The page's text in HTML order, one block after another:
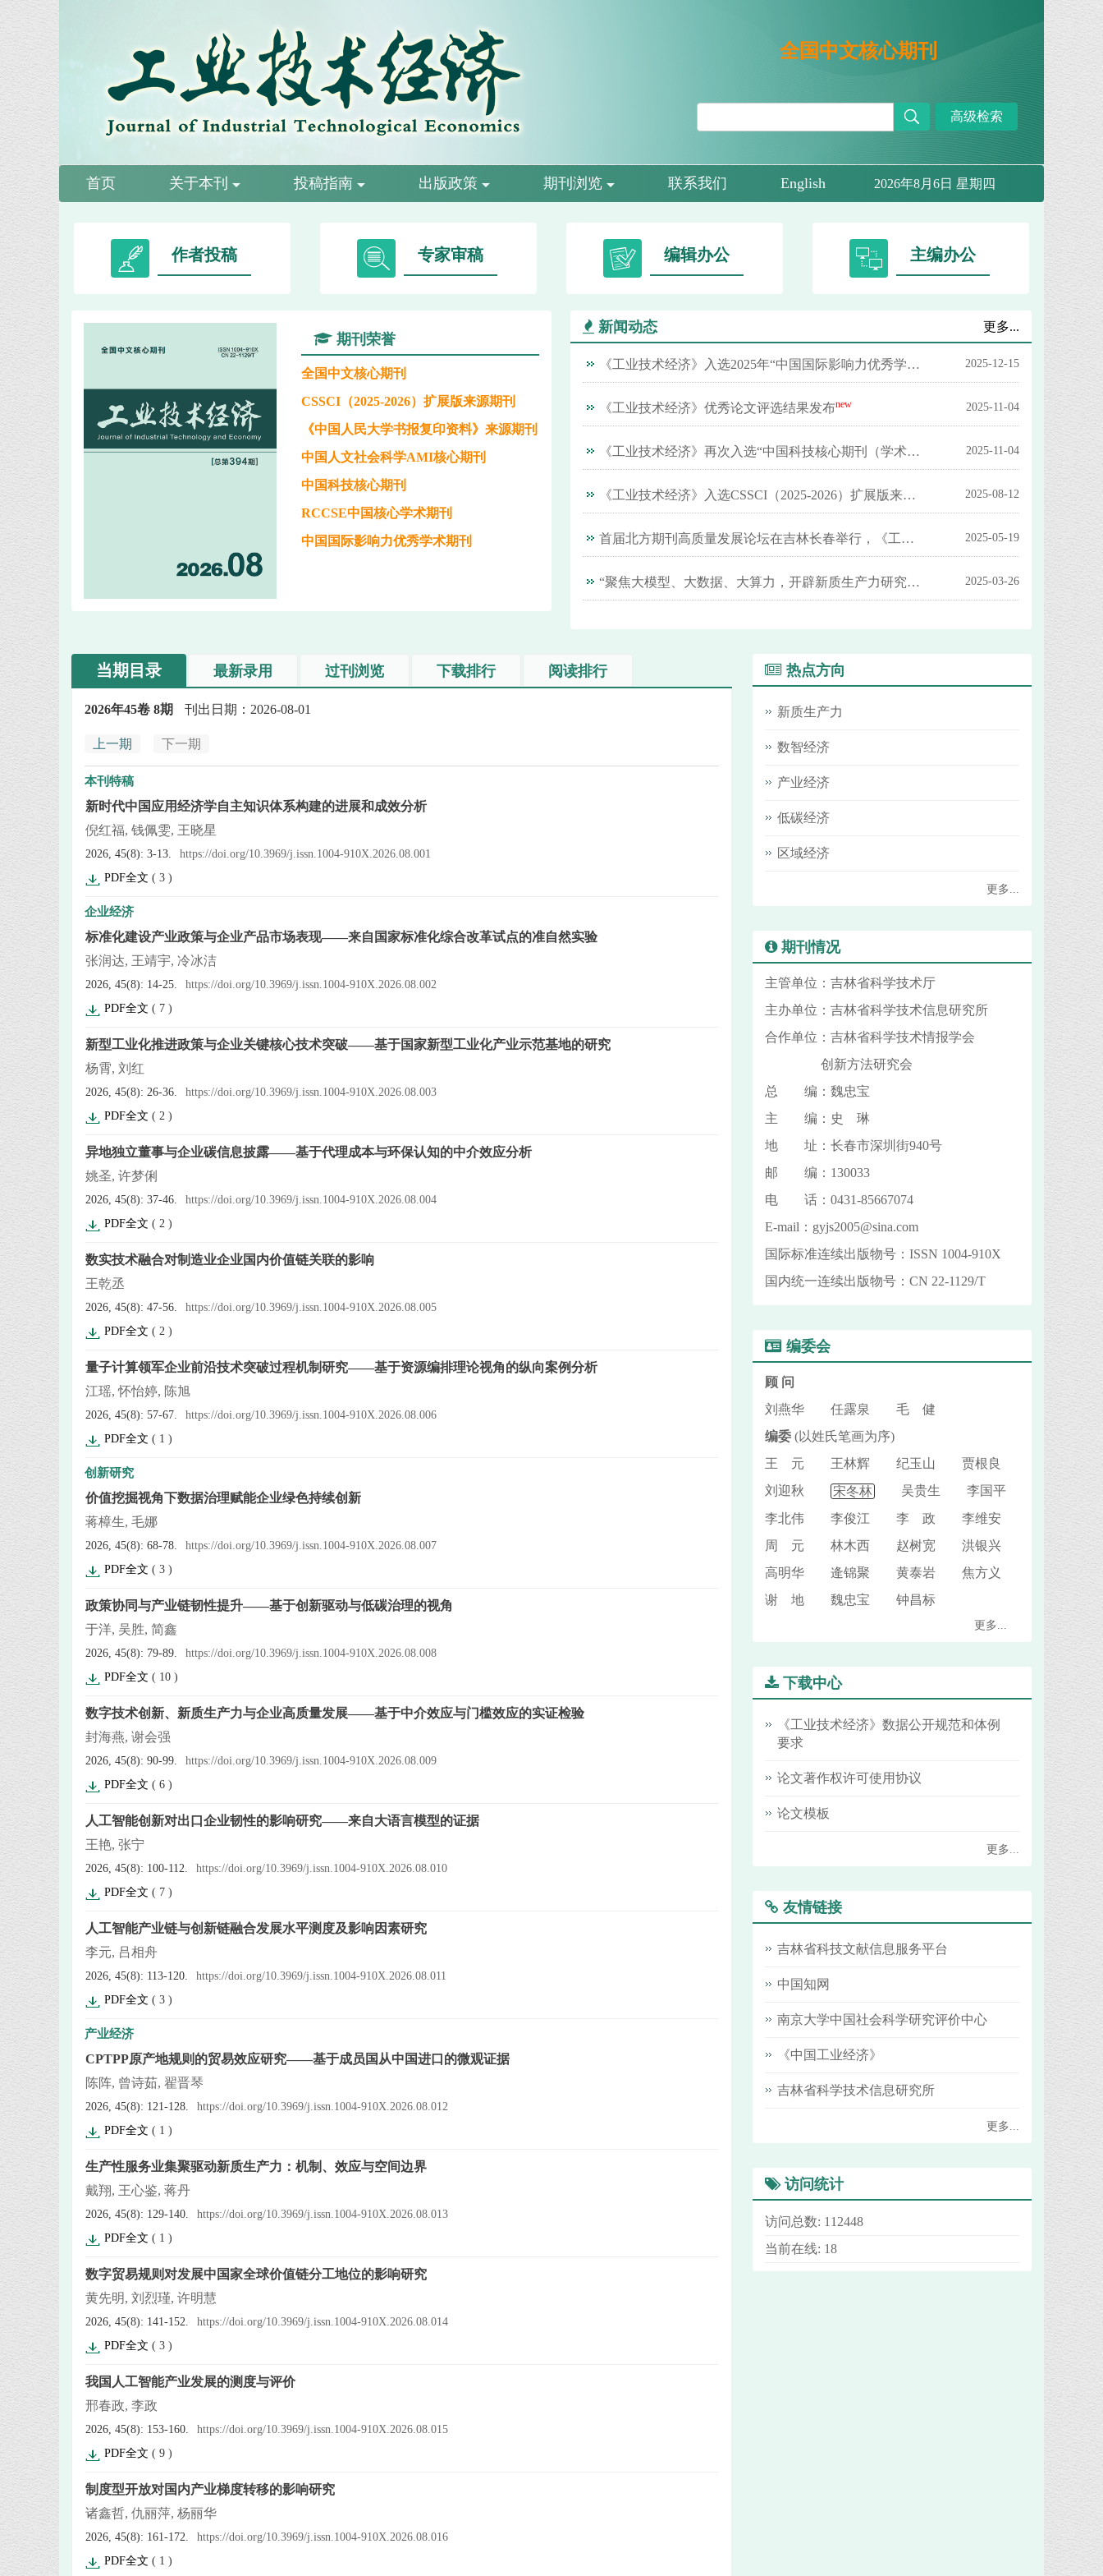
全国中文核心期刊
高级检索
首页 关于本刊 投稿指南 出版政策 期刊浏览 联系我们 English 2026年8月6日 星期四
作者投稿 专家审稿 编辑办公 主编办公
期刊荣誉
全国中文核心期刊
CSSCI（2025-2026）扩展版来源期刊
《中国人民大学书报复印资料》来源期刊
中国人文社会科学AMI核心期刊
中国科技核心期刊
RCCSE中国核心学术期刊
中国国际影响力优秀学术期刊
新闻动态 更多...
《工业技术经济》入选2025年“中国国际影响力优秀学术期刊”（人文社会科学·中文） 2025-12-15
《工业技术经济》优秀论文评选结果发布new 2025-11-04
《工业技术经济》再次入选“中国科技核心期刊（学术卷）” 2025-11-04
《工业技术经济》入选CSSCI（2025-2026）扩展版来源期刊 2025-08-12
首届北方期刊高质量发展论坛在吉林长春举行，《工业技术经济》入选2025“北方精品期刊展” 2025-05-19
“聚焦大模型、大数据、大算力，开辟新质生产力研究新境界”学术研讨会成功举办 2025-03-26
当期目录 最新录用 过刊浏览 下载排行 阅读排行
2026年45卷 8期 刊出日期：2026-08-01
上一期 下一期
本刊特稿
新时代中国应用经济学自主知识体系构建的进展和成效分析
倪红福, 钱佩雯, 王晓星
2026, 45(8): 3-13.
https://doi.org/10.3969/j.issn.1004-910X.2026.08.001
PDF全文 ( 3 )
企业经济
标准化建设产业政策与企业产品市场表现——来自国家标准化综合改革试点的准自然实验
张润达, 王靖宇, 冷冰洁
2026, 45(8): 14-25.
https://doi.org/10.3969/j.issn.1004-910X.2026.08.002
PDF全文 ( 7 )
新型工业化推进政策与企业关键核心技术突破——基于国家新型工业化产业示范基地的研究
杨霄, 刘红
2026, 45(8): 26-36.
https://doi.org/10.3969/j.issn.1004-910X.2026.08.003
PDF全文 ( 2 )
异地独立董事与企业碳信息披露——基于代理成本与环保认知的中介效应分析
姚圣, 许梦俐
2026, 45(8): 37-46.
https://doi.org/10.3969/j.issn.1004-910X.2026.08.004
PDF全文 ( 2 )
数实技术融合对制造业企业国内价值链关联的影响
王乾丞
2026, 45(8): 47-56.
https://doi.org/10.3969/j.issn.1004-910X.2026.08.005
PDF全文 ( 2 )
量子计算领军企业前沿技术突破过程机制研究——基于资源编排理论视角的纵向案例分析
江瑶, 怀怡婷, 陈旭
2026, 45(8): 57-67.
https://doi.org/10.3969/j.issn.1004-910X.2026.08.006
PDF全文 ( 1 )
创新研究
价值挖掘视角下数据治理赋能企业绿色持续创新
蒋樟生, 毛娜
2026, 45(8): 68-78.
https://doi.org/10.3969/j.issn.1004-910X.2026.08.007
PDF全文 ( 3 )
政策协同与产业链韧性提升——基于创新驱动与低碳治理的视角
于洋, 吴胜, 简鑫
2026, 45(8): 79-89.
https://doi.org/10.3969/j.issn.1004-910X.2026.08.008
PDF全文 ( 10 )
数字技术创新、新质生产力与企业高质量发展——基于中介效应与门槛效应的实证检验
封海燕, 谢会强
2026, 45(8): 90-99.
https://doi.org/10.3969/j.issn.1004-910X.2026.08.009
PDF全文 ( 6 )
人工智能创新对出口企业韧性的影响研究——来自大语言模型的证据
王艳, 张宁
2026, 45(8): 100-112.
https://doi.org/10.3969/j.issn.1004-910X.2026.08.010
PDF全文 ( 7 )
人工智能产业链与创新链融合发展水平测度及影响因素研究
李元, 吕相舟
2026, 45(8): 113-120.
https://doi.org/10.3969/j.issn.1004-910X.2026.08.011
PDF全文 ( 3 )
产业经济
CPTPP原产地规则的贸易效应研究——基于成员国从中国进口的微观证据
陈阵, 曾诗茹, 翟晋琴
2026, 45(8): 121-128.
https://doi.org/10.3969/j.issn.1004-910X.2026.08.012
PDF全文 ( 1 )
生产性服务业集聚驱动新质生产力：机制、效应与空间边界
戴翔, 王心鉴, 蒋丹
2026, 45(8): 129-140.
https://doi.org/10.3969/j.issn.1004-910X.2026.08.013
PDF全文 ( 1 )
数字贸易规则对发展中国家全球价值链分工地位的影响研究
黄先明, 刘烈瑾, 许明慧
2026, 45(8): 141-152.
https://doi.org/10.3969/j.issn.1004-910X.2026.08.014
PDF全文 ( 3 )
我国人工智能产业发展的测度与评价
邢春政, 李政
2026, 45(8): 153-160.
https://doi.org/10.3969/j.issn.1004-910X.2026.08.015
PDF全文 ( 9 )
制度型开放对国内产业梯度转移的影响研究
诸鑫哲, 仇丽萍, 杨丽华
2026, 45(8): 161-172.
https://doi.org/10.3969/j.issn.1004-910X.2026.08.016
PDF全文 ( 1 )
热点方向
新质生产力
数智经济
产业经济
低碳经济
区域经济
更多...
期刊情况
主管单位：吉林省科学技术厅
主办单位：吉林省科学技术信息研究所
合作单位：吉林省科学技术情报学会
创新方法研究会
总 编：魏忠宝
主 编：史 琳
地 址：长春市深圳街940号
邮 编：130033
电 话：0431-85667074
E-mail：gyjs2005@sina.com
国际标准连续出版物号：ISSN 1004-910X
国内统一连续出版物号：CN 22-1129/T
编委会
顾 问
刘燕华 任露泉 毛 健
编委 (以姓氏笔画为序)
王 元 王林辉 纪玉山 贾根良
刘迎秋
宋冬林 吴贵生 李国平
李北伟 李俊江 李 政 李维安
周 元 林木西 赵树宽 洪银兴
高明华 逄锦聚 黄泰岩 焦方义
谢 地 魏忠宝 钟昌标
更多...
下载中心
《工业技术经济》数据公开规范和体例
要求
论文著作权许可使用协议
论文模板
更多...
友情链接
吉林省科技文献信息服务平台
中国知网
南京大学中国社会科学研究评价中心
《中国工业经济》
吉林省科学技术信息研究所
更多...
访问统计
访问总数: 112448
当前在线: 18